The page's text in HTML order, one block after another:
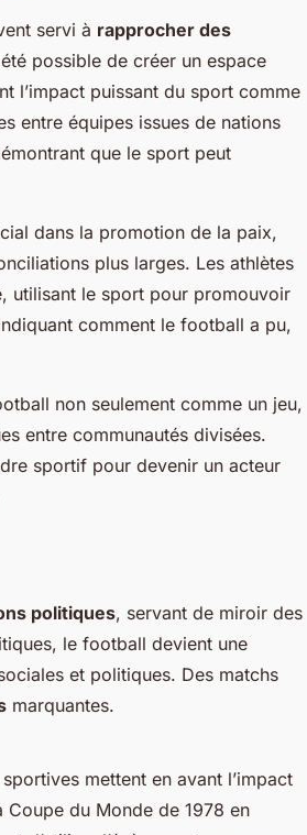
servi à rapprocher des
possible de créer un espace
l’impact puissant du sport comme
entre équipes issues de nations
que le sport peut
dans la promotion de la paix,
plus larges. Les athlètes
utilisant le sport pour promouvoir
comment le football a pu,
non seulement comme un jeu,
entre communautés divisées.
sportif pour devenir un acteur
politiques, servant de miroir des
le football devient une
et politiques. Des matchs
marquantes.
mettent en avant l’impact
du Monde de 1978 en